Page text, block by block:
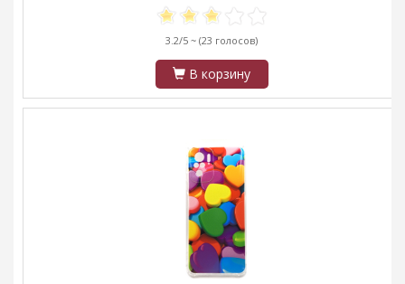
3.2/5 ~ (23 голосов)
В корзину